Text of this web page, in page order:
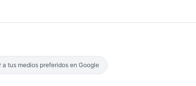
a tus medios preferidos en Google